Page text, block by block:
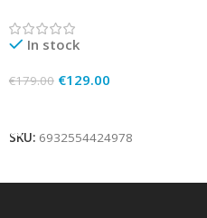
In stock
€179.00 €129.00
SKU: 6932554424978